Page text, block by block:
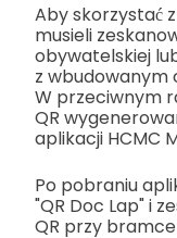
Aby skorzystać
musieli
obywatelskiej
z
W przeciwnym
QR
aplikacji HCMC
Po pobraniu
"QR Doc Lap" i
QR przy